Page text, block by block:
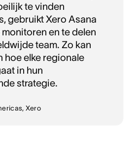
te vinden
gebruikt Xero Asana
en te delen
team. Zo kan
hoe elke regionale
in hun
strategie.
Xero